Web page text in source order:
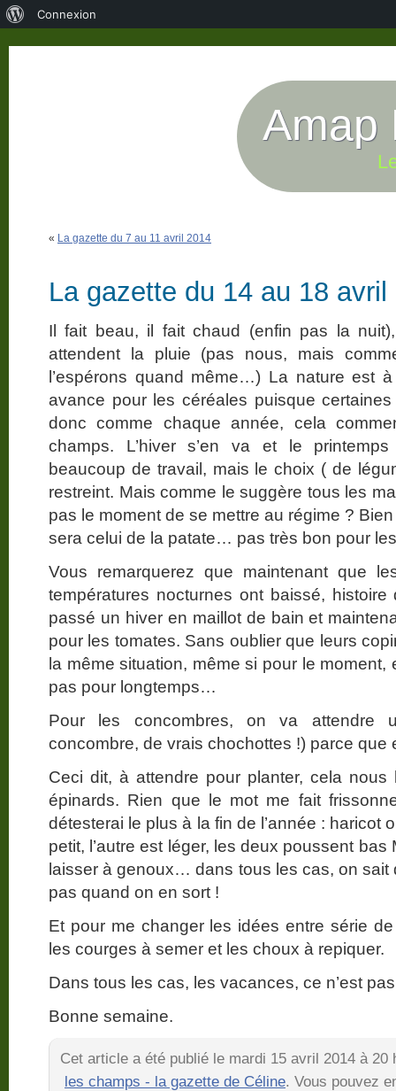
Amap
« La gazette du 7 au 11 avril 2014
La gazette du 14 au 18 avril
Il fait beau, il fait chaud (enfin pas la
attendent la pluie (pas nous, mais
l’espérons quand même…) La nature est
avance pour les céréales puisque
donc comme chaque année, cela
champs. L’hiver s’en va et le
beaucoup de travail, mais le choix ( de
restreint. Mais comme le suggère tous les
pas le moment de se mettre au régime ?
sera celui de la patate… pas très bon pour
Vous remarquerez que maintenant que
températures nocturnes ont baissé,
passé un hiver en maillot de bain et
pour les tomates. Sans oublier que leurs
la même situation, même si pour le
pas pour longtemps…
Pour les concombres, on va attendre
concombre, de vrais chochottes !) parce que
Ceci dit, à attendre pour planter, cela
épinards. Rien que le mot me fait
détesterai le plus à la fin de l’année : haricot
petit, l’autre est léger, les deux poussent bas
laisser à genoux… dans tous les cas, on sait
pas quand on en sort !
Et pour me changer les idées entre série
les courges à semer et les choux à repiquer.
Dans tous les cas, les vacances, ce n’est
Bonne semaine.
Cet article a été publié le mardi 15 avril 2014 à
les champs - la gazette de Céline. Vous pouvez
Connexion